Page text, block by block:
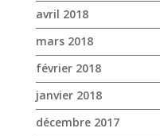
avril 2018
mars 2018
février 2018
janvier 2018
décembre 2017